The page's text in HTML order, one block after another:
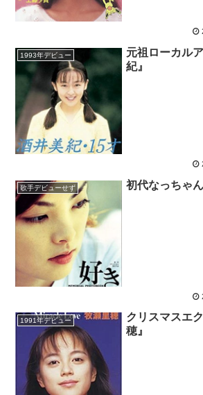
1993年デビュー
元祖ローカル
紀』
歌手デビューせず 初代なっちゃ
1991年デビュー
クリスマスエ
穂』